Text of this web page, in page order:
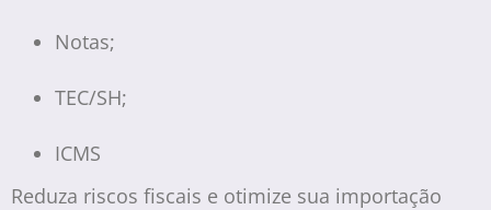
Notas;
TEC/SH;
ICMS
Reduza riscos fiscais e otimize sua importação